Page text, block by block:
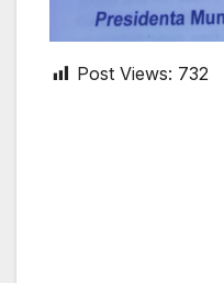
Post Views: 732